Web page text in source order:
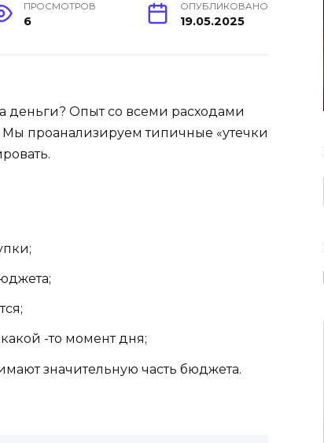
ПРОСМОТРОВ
6
ОПУБЛИКОВАНО
19.05.2025
деньги? Опыт со всеми расходами
проанализируем типичные «утечки
-то момент дня;
значительную часть бюджета.